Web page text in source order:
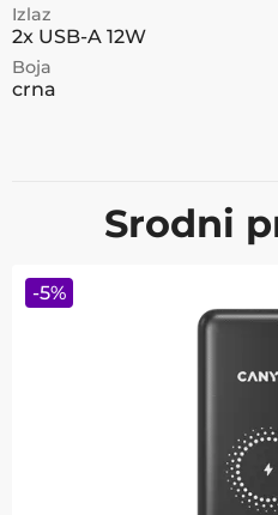
Izlaz
2x USB-A 12W
Boja
crna
Srodni
-5%